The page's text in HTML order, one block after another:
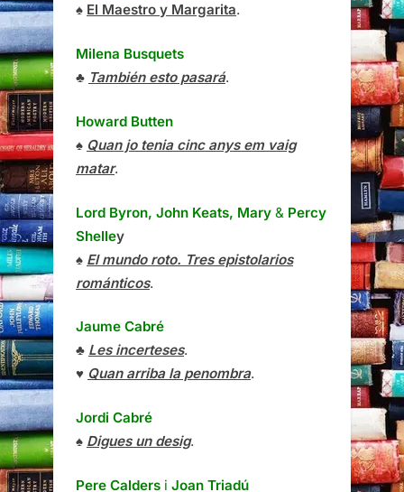
♠ El Maestro y Margarita.
Milena Busquets
♣ También esto pasará.
Howard Butten
♠ Quan jo tenia cinc anys em vaig
matar.
Lord Byron, John Keats, Mary & Percy
Shelley
♠ El mundo roto. Tres epistolarios
románticos.
Jaume Cabré
♣ Les incerteses.
♥ Quan arriba la penombra.
Jordi Cabré
♠ Digues un desig.
Pere Calders i Joan Triadú